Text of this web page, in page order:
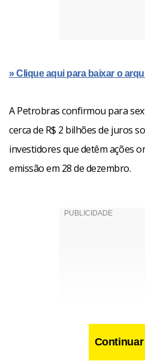
» Clique aqui para baixar o
A Petrobras confirmou para
cerca de R$ 2 bilhões de juros
investidores que detêm ações
emissão em 28 de dezembro.